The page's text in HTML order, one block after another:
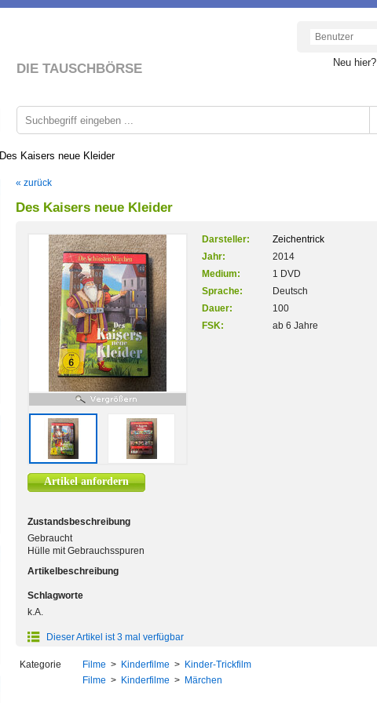
DIE TAUSCHBÖRSE Neu hier?
Des Kaisers neue Kleider
« zurück
Des Kaisers neue Kleider
Artikel anfordern
Darsteller:
Zeichentrick
Jahr:
2014
Medium:
1 DVD
Sprache:
Deutsch
Dauer:
100
FSK:
ab 6 Jahre
Zustandsbeschreibung
Gebraucht
Hülle mit Gebrauchsspuren
Artikelbeschreibung
Schlagworte
k.A.
Dieser Artikel ist 3 mal verfügbar
Kategorie Filme > Kinderfilme > Kinder-Trickfilm
Filme > Kinderfilme > Märchen